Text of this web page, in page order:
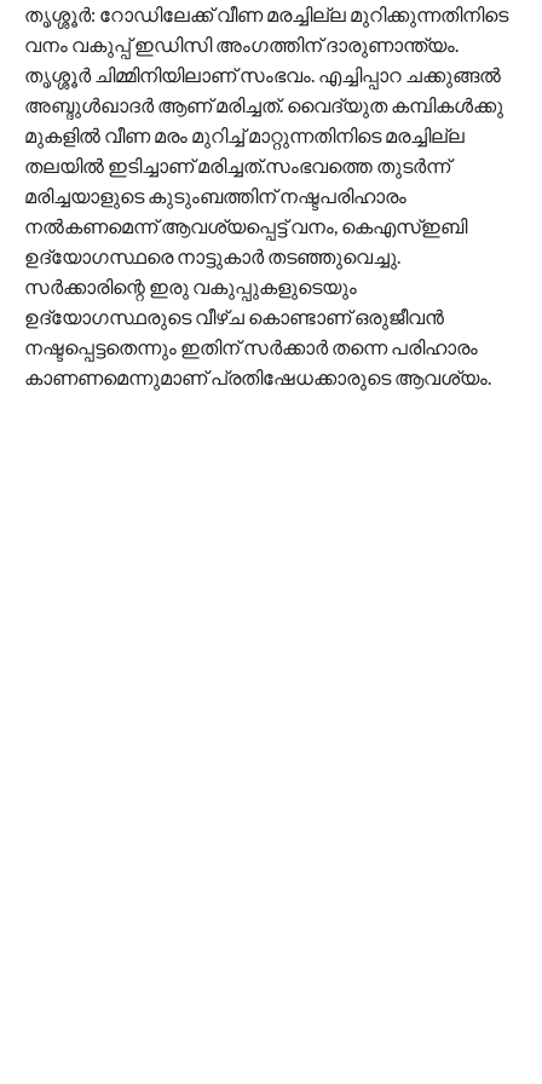
തൃശ്ശൂർ: റോഡിലേക്ക് വീണ മരച്ചില്ല മുറിക്കുന്നതിനിടെ
വനം വകുപ്പ് ഇഡിസി അംഗത്തിന് ദാരുണാന്ത്യം.
തൃശ്ശൂർ ചിമ്മിനിയിലാണ് സംഭവം. എച്ചിപ്പാറ ചക്കുങ്ങല്‍
അബ്ദുള്‍ഖാദര്‍ ആണ് മരിച്ചത്. വൈദ്യുത കമ്പികള്‍ക്കു
മുകളില്‍ വീണ മരം മുറിച്ച് മാറ്റുന്നതിനിടെ മരച്ചില്ല
തലയിൽ ഇടിച്ചാണ് മരിച്ചത്.സംഭവത്തെ തുടർന്ന്
മരിച്ചയാളുടെ കുടുംബത്തിന് നഷ്ടപരിഹാരം
നൽകണമെന്ന് ആവശ്യപ്പെട്ട് വനം, കെഎസ്ഇബി
ഉദ്യോഗസ്ഥരെ നാട്ടുകാർ തടഞ്ഞുവെച്ചു.
സര്‍ക്കാരിന്റെ ഇരു വകുപ്പുകളുടെയും
ഉദ്യോഗസ്ഥരുടെ വീഴ്ച കൊണ്ടാണ് ഒരുജീവന്‍
നഷ്ടപ്പെട്ടതെന്നും ഇതിന് സര്‍ക്കാര്‍ തന്നെ പരിഹാരം
കാണണമെന്നുമാണ് പ്രതിഷേധക്കാരുടെ ആവശ്യം.